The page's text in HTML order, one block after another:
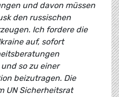
und davon müssen
den russischen
Ich fordere die
auf, sofort
so zu einer
beizutragen. Die
UN Sicherheitsrat